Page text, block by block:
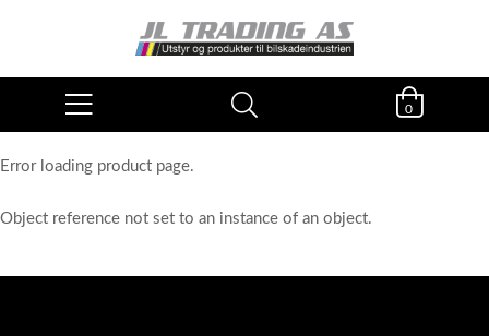
0
Error loading product page.
Object reference not set to an instance of an object.